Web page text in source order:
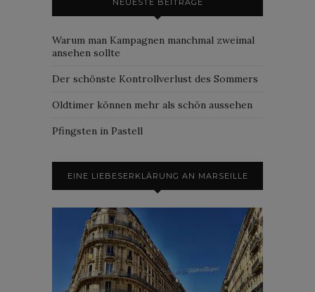
Warum man Kampagnen manchmal zweimal
ansehen sollte
Der schönste Kontrollverlust des Sommers
Oldtimer können mehr als schön aussehen
Pfingsten in Pastell
EINE LIEBESERKLÄRUNG AN MARSEILLE